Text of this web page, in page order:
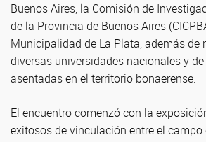
Buenos Aires, la Comisión de
de la Provincia de Buenos Aires
Municipalidad de La Plata, además de
diversas universidades nacionales y
asentadas en el territorio bonaerense.
El encuentro comenzó con la
exitosos de vinculación entre el